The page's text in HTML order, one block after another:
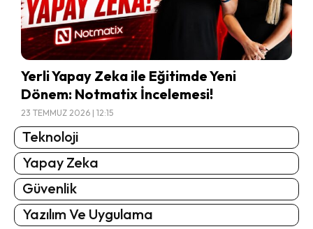
Yerli Yapay Zeka ile Eğitimde Yeni
Dönem: Notmatix İncelemesi!
23 TEMMUZ 2026 | 12:15
Teknoloji
Yapay Zeka
Güvenlik
Yazılım Ve Uygulama